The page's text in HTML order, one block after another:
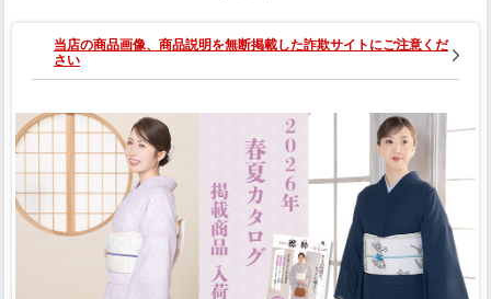
当店の商品画像、商品説明を無断掲載した詐欺サイトにご注意くだ
さい